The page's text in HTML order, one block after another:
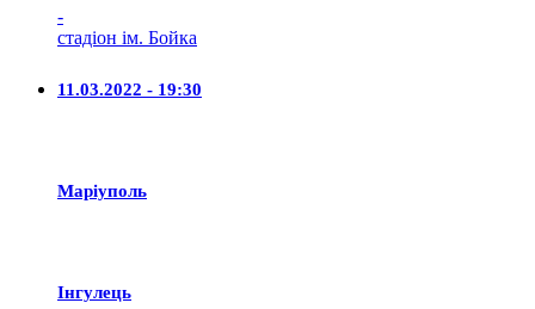
-
стадіон ім. Бойка
11.03.2022 - 19:30
Маріуполь
Iнгулець